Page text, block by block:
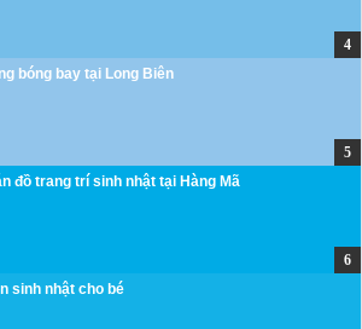
bóng bay tại Long Biên
đồ trang trí sinh nhật tại Hàng Mã
sinh nhật cho bé